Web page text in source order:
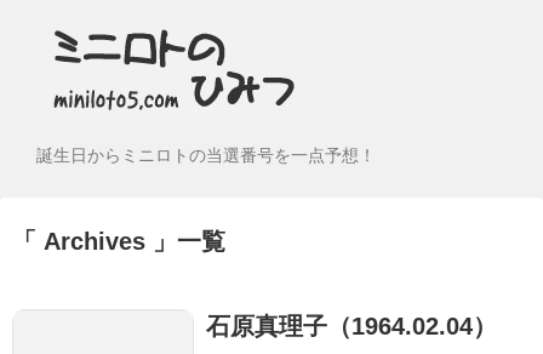
誕生日からミニロトの当選番号を一点予想！
Archives 一覧
石原真理子（1964.02.04）